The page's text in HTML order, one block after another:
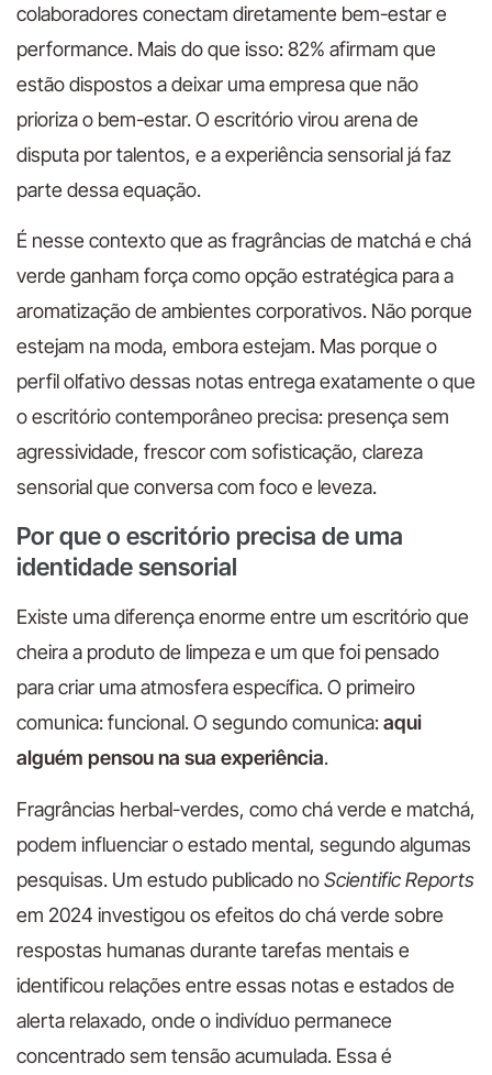
colaboradores conectam diretamente bem-estar e
performance. Mais do que isso: 82% afirmam que
estão dispostos a deixar uma empresa que não
prioriza o bem-estar. O escritório virou arena de
disputa por talentos, e a experiência sensorial já faz
parte dessa equação.
É nesse contexto que as fragrâncias de matchá e chá
verde ganham força como opção estratégica para a
aromatização de ambientes corporativos. Não porque
estejam na moda, embora estejam. Mas porque o
perfil olfativo dessas notas entrega exatamente o que
o escritório contemporâneo precisa: presença sem
agressividade, frescor com sofisticação, clareza
sensorial que conversa com foco e leveza.
Por que o escritório precisa de uma
identidade sensorial
Existe uma diferença enorme entre um escritório que
cheira a produto de limpeza e um que foi pensado
para criar uma atmosfera específica. O primeiro
comunica: funcional. O segundo comunica:aqui
alguém pensou na sua experiência.
Fragrâncias herbal-verdes, como chá verde e matchá,
podem influenciar o estado mental, segundo algumas
pesquisas. Um estudo publicado noScientific Reports
em 2024 investigou os efeitos do chá verde sobre
respostas humanas durante tarefas mentais e
identificou relações entre essas notas e estados de
alerta relaxado, onde o indivíduo permanece
concentrado sem tensão acumulada. Essa é